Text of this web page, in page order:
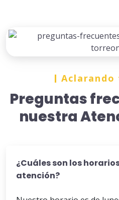
Aclarando
Preguntas
nuestra
¿Cuáles son los
atención?